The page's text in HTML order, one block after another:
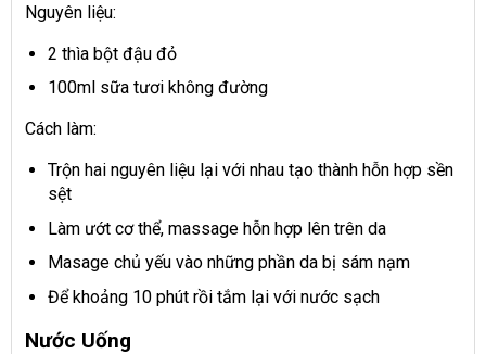
Nguyên liệu:
2 thìa bột đậu đỏ
100ml sữa tươi không đường
Cách làm:
Trộn hai nguyên liệu lại với nhau tạo thành hỗn hợp sền
sệt
Làm ướt cơ thể, massage hỗn hợp lên trên da
Masage chủ yếu vào những phần da bị sám nạm
Để khoảng 10 phút rồi tắm lại với nước sạch
Nước Uống